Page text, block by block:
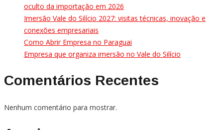
oculto da importação em 2026
Imersão Vale do Silício 2027: visitas técnicas, inovação e
conexões empresariais
Como Abrir Empresa no Paraguai
Empresa que organiza imersão no Vale do Silício
Comentários Recentes
Nenhum comentário para mostrar.